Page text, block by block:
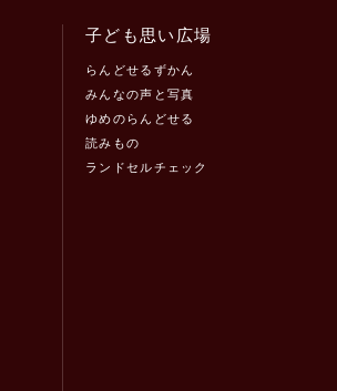
子ども思い広場
らんどせるずかん
みんなの声と写真
ゆめのらんどせる
読みもの
ランドセルチェック